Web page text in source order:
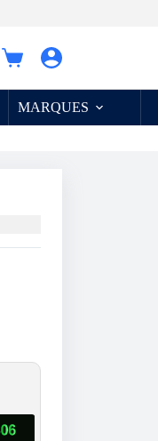
Panier
MARQUES